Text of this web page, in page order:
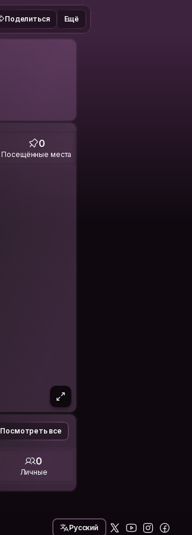
Поделиться Ещё
0
Посещённые места
Посмотреть все
0
Личные
Русский